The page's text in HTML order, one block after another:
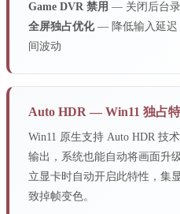
Game DVR 禁用 — 关闭后台录
全屏独占优化— 降低输入延迟
间波动
Auto HDR — Win11 独占
Win11 原生支持 Auto HDR 技
输出，系统也能自动将画面升
立显卡时自动开启此特性，集
致掉帧变色。